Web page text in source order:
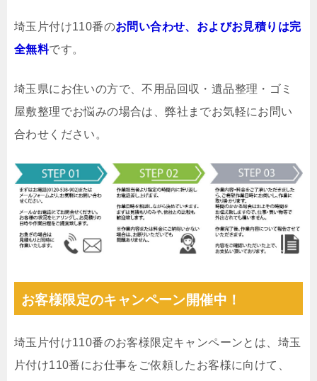
埼玉片付け110番のお問い合わせ、およびお見積りは完
全無料です。
埼玉県にお住いの方で、不用品回収・遺品整理・ゴミ
屋敷整理でお悩みの場合は、弊社までお気軽にお問い
合わせください。
お客様限定のキャンペーン開催中！
埼玉片付け110番のお客様限定キャンペーンとは、埼玉
片付け110番にお仕事をご依頼したお客様に向けて、